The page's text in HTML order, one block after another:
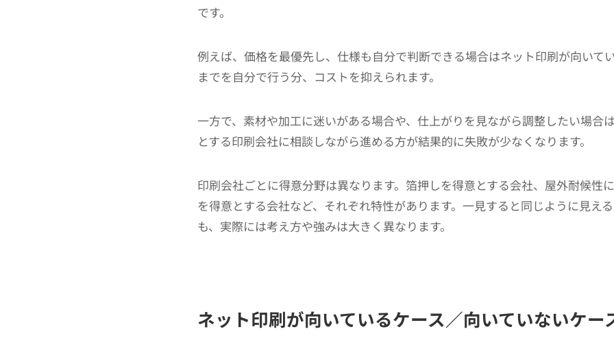
です。
例えば、価格を最優先し、仕様も自分で判断できる場合はネット印刷が向いて
までを自分で行う分、コストを抑えられます。
一方で、素材や加工に迷いがある場合や、仕上がりを見ながら調整したい場合
とする印刷会社に相談しながら進める方が結果的に失敗が少なくなります。
印刷会社ごとに得意分野は異なります。箔押しを得意とする会社、屋外耐候性
を得意とする会社など、それぞれ特性があります。一見すると同じように見え
も、実際には考え方や強みは大きく異なります。
ネット印刷が向いているケース／向いていないケー